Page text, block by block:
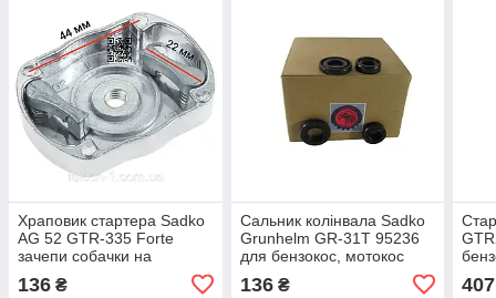
Храповик стартера Sadko
AG 52 GTR-335 Forte
зачепи собачки на
бензотример Husq 236R
для мотокос 531RS 541RS
136 ₴
Сальник колінвала Sadko
Grunhelm GR-31T 95236
для бензокос, мотокос
136₴ 407